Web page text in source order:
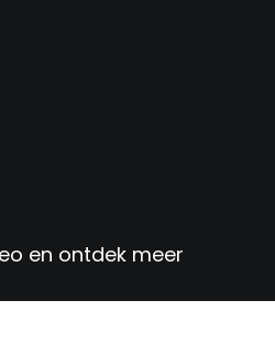
en ontdek meer